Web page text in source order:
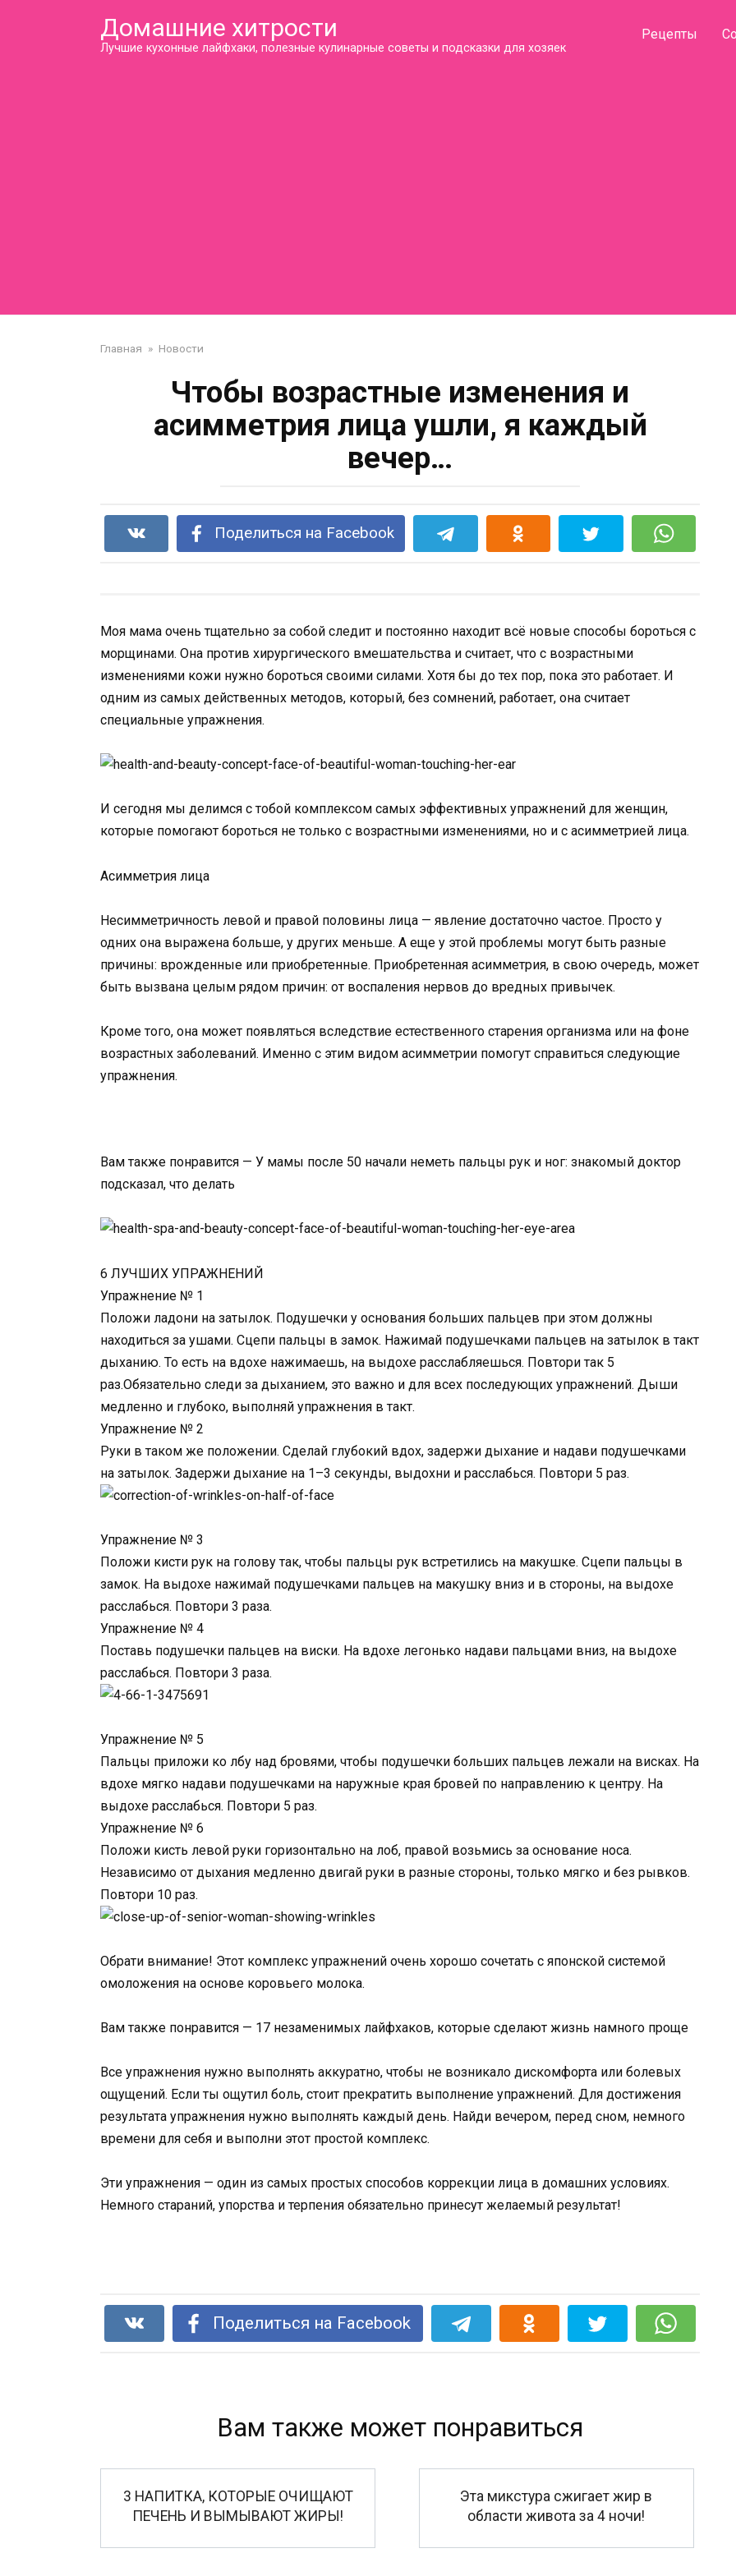
Домашние хитрости
Лучшие кухонные лайфхаки, полезные кулинарные советы и подсказки для хозяек
Рецепты
Главная » Новости
Чтобы возрастные изменения и
асимметрия лица ушли, я каждый
вечер…
Поделиться на Facebook
Моя мама очень тщательно за собой следит и постоянно находит всё новые способы бороться с
морщинами. Она против хирургического вмешательства и считает, что с возрастными
изменениями кожи нужно бороться своими силами. Хотя бы до тех пор, пока это работает. И
одним из самых действенных методов, который, без сомнений, работает, она считает
специальные упражнения.
И сегодня мы делимся с тобой комплексом самых эффективных упражнений для женщин,
которые помогают бороться не только с возрастными изменениями, но и с асимметрией лица.
Асимметрия лица
Несимметричность левой и правой половины лица — явление достаточно частое. Просто у
одних она выражена больше, у других меньше. А еще у этой проблемы могут быть разные
причины: врожденные или приобретенные. Приобретенная асимметрия, в свою очередь, может
быть вызвана целым рядом причин: от воспаления нервов до вредных привычек.
Кроме того, она может появляться вследствие естественного старения организма или на фоне
возрастных заболеваний. Именно с этим видом асимметрии помогут справиться следующие
упражнения.
Вам также понравится — У мамы после 50 начали неметь пальцы рук и ног: знакомый доктор
подсказал, что делать
6 ЛУЧШИХ УПРАЖНЕНИЙ
Упражнение № 1
Положи ладони на затылок. Подушечки у основания больших пальцев при этом должны
находиться за ушами. Сцепи пальцы в замок. Нажимай подушечками пальцев на затылок в такт
дыханию. То есть на вдохе нажимаешь, на выдохе расслабляешься. Повтори так 5
раз.Обязательно следи за дыханием, это важно и для всех последующих упражнений. Дыши
медленно и глубоко, выполняй упражнения в такт.
Упражнение № 2
Руки в таком же положении. Сделай глубокий вдох, задержи дыхание и надави подушечками
на затылок. Задержи дыхание на 1–3 секунды, выдохни и расслабься. Повтори 5 раз.
Упражнение № 3
Положи кисти рук на голову так, чтобы пальцы рук встретились на макушке. Сцепи пальцы в
замок. На выдохе нажимай подушечками пальцев на макушку вниз и в стороны, на выдохе
расслабься. Повтори 3 раза.
Упражнение № 4
Поставь подушечки пальцев на виски. На вдохе легонько надави пальцами вниз, на выдохе
расслабься. Повтори 3 раза.
Упражнение № 5
Пальцы приложи ко лбу над бровями, чтобы подушечки больших пальцев лежали на висках. На
вдохе мягко надави подушечками на наружные края бровей по направлению к центру. На
выдохе расслабься. Повтори 5 раз.
Упражнение № 6
Положи кисть левой руки горизонтально на лоб, правой возьмись за основание носа.
Независимо от дыхания медленно двигай руки в разные стороны, только мягко и без рывков.
Повтори 10 раз.
Обрати внимание! Этот комплекс упражнений очень хорошо сочетать с японской системой
омоложения на основе коровьего молока.
Вам также понравится — 17 незаменимых лайфхаков, которые сделают жизнь намного проще
Все упражнения нужно выполнять аккуратно, чтобы не возникало дискомфорта или болевых
ощущений. Если ты ощутил боль, стоит прекратить выполнение упражнений. Для достижения
результата упражнения нужно выполнять каждый день. Найди вечером, перед сном, немного
времени для себя и выполни этот простой комплекс.
Эти упражнения — один из самых простых способов коррекции лица в домашних условиях.
Немного стараний, упорства и терпения обязательно принесут желаемый результат!
Поделиться на Facebook
Вам также может понравиться
3 НАПИТКА, КОТОРЫЕ ОЧИЩАЮТ
ПЕЧЕНЬ И ВЫМЫВАЮТ ЖИРЫ!
Эта микстура сжигает жир в
области живота за 4 ночи!